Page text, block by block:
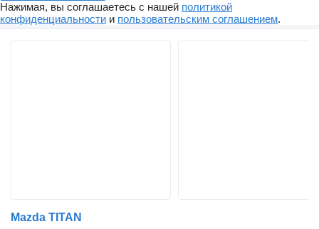
Нажимая, вы соглашаетесь с нашей политикой
конфиденциальности и пользовательским соглашением.
Mazda TITAN